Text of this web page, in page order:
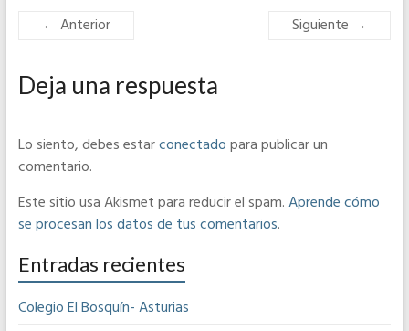
← Anterior Siguiente →
Deja una respuesta
Lo siento, debes estarconectadopara publicar un
comentario.
Este sitio usa Akismet para reducir el spam.Aprende cómo
se procesan los datos de tus comentarios.
Entradas recientes
Colegio El Bosquín- Asturias